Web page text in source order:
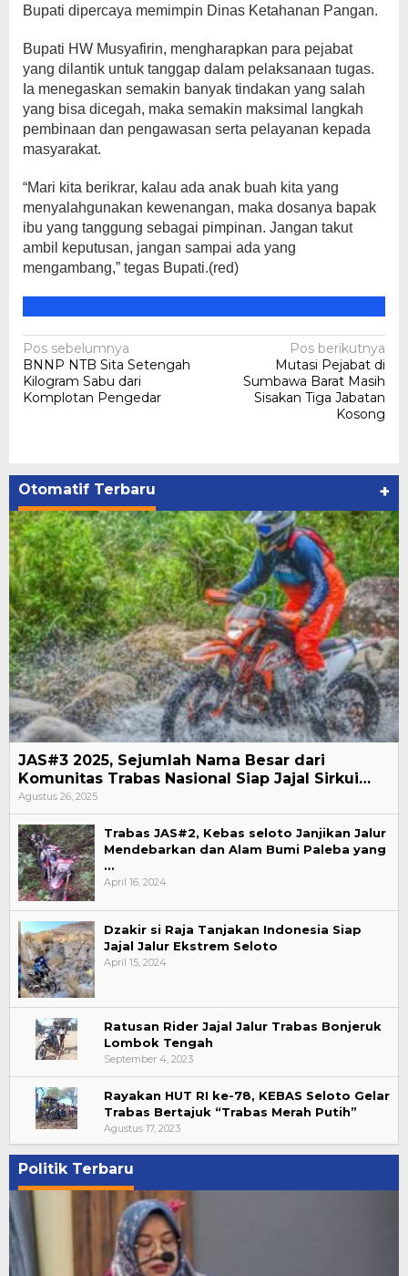
Bupati dipercaya memimpin Dinas Ketahanan Pangan.
Bupati HW Musyafirin, mengharapkan para pejabat
yang dilantik untuk tanggap dalam pelaksanaan tugas.
Ia menegaskan semakin banyak tindakan yang salah
yang bisa dicegah, maka semakin maksimal langkah
pembinaan dan pengawasan serta pelayanan kepada
masyarakat.
“Mari kita berikrar, kalau ada anak buah kita yang
menyalahgunakan kewenangan, maka dosanya bapak
ibu yang tanggung sebagai pimpinan. Jangan takut
ambil keputusan, jangan sampai ada yang
mengambang,” tegas Bupati.(red)
Navigasi
pos
Pos sebelumnya
BNNP NTB Sita Setengah
Kilogram Sabu dari
Komplotan Pengedar
Pos berikutnya
Mutasi Pejabat di
Sumbawa Barat Masih
Sisakan Tiga Jabatan
Kosong
Otomatif Terbaru +
JAS#3 2025, Sejumlah Nama Besar dari
Komunitas Trabas Nasional Siap Jajal Sirkui…
Agustus 26, 2025
Trabas JAS#2, Kebas seloto Janjikan Jalur
Mendebarkan dan Alam Bumi Paleba yang
…
April 16, 2024
Dzakir si Raja Tanjakan Indonesia Siap
Jajal Jalur Ekstrem Seloto
April 15, 2024
Ratusan Rider Jajal Jalur Trabas Bonjeruk
Lombok Tengah
September 4, 2023
Rayakan HUT RI ke-78, KEBAS Seloto Gelar
Trabas Bertajuk “Trabas Merah Putih”
Agustus 17, 2023
Politik Terbaru